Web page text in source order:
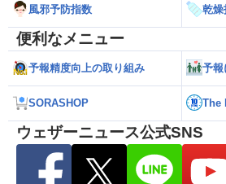
風邪予防指数 乾燥
便利なメニュー
予報精度向上の取り組み 予報
SORASHOP The
ウェザーニュース公式SNS